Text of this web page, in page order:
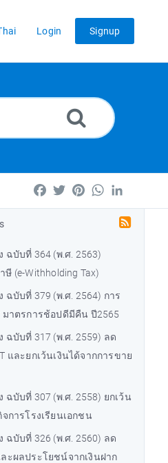
Login Signup
Facebook
TwitterPinterestWhatsApp
ฉบับที่ 364 (พ.ศ. 2563)
ษี (e-Withholding Tax)
ฉบับที่ 379 (พ.ศ. 2564) การ
มาตรการช้อปดีมีคืน ปี2565
ฉบับที่ 317 (พ.ศ. 2559) ลด
และยกเว้นเงินได้จากการขาย
ฉบับที่ 307 (พ.ศ. 2558) ยกเว้น
จการโรงเรียนเอกชน
ฉบับที่ 326 (พ.ศ. 2560) ลด
ะผลประโยชน์จากเงินฝาก